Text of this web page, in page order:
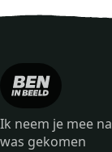
Ik neem je mee
was gekomen